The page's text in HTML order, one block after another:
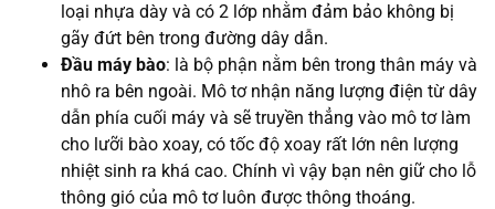
loại nhựa dày và có 2 lớp nhằm đảm bảo không bị
gãy đứt bên trong đường dây dẫn.
Đầu máy bào: là bộ phận nằm bên trong thân máy và
nhô ra bên ngoài. Mô tơ nhận năng lượng điện từ dây
dẫn phía cuối máy và sẽ truyền thẳng vào mô tơ làm
cho lưỡi bào xoay, có tốc độ xoay rất lớn nên lượng
nhiệt sinh ra khá cao. Chính vì vậy bạn nên giữ cho lỗ
thông gió của mô tơ luôn được thông thoáng.